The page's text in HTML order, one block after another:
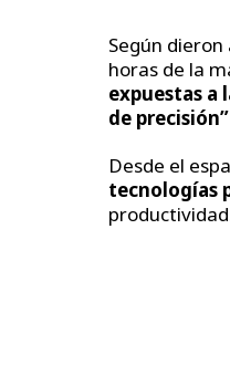
Según
horas de la
expuestas a
de
Desde el
tecnologías